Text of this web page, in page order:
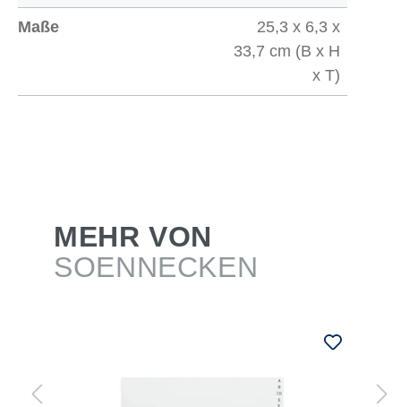
Maße
25,3 x 6,3 x
33,7 cm (B x H
x T)
MEHR VON
SOENNECKEN